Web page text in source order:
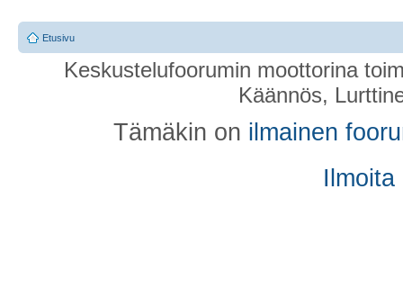
Etusivu
Keskustelufoorumin moottorina
Käännös,
Tämäkin on ilmainen